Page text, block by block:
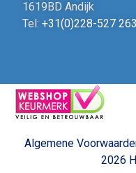
1619BD Andijk
Tel: +31(0)228-527 263
Algemene
2026